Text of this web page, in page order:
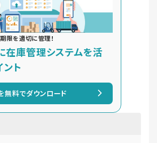
限を適切に管理！
在庫管理システムを活
ト
無料でダウンロード